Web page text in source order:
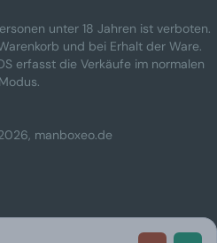
unter 18 Jahren ist verboten.
und bei Erhalt der Ware.
erfasst die Verkäufe im normalen
Modus.
manboxeo.de